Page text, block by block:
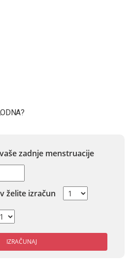
zadnje menstruacije
želite izračun
IZRAČUNAJ